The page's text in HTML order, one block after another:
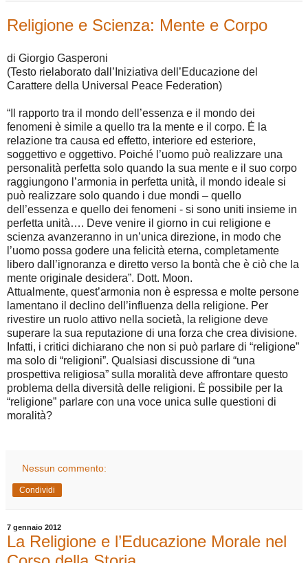
Religione e Scienza: Mente e Corpo
di Giorgio Gasperoni
(Testo rielaborato dall’Iniziativa dell’Educazione del
Carattere della Universal Peace Federation)
“Il rapporto tra il mondo dell’essenza e il mondo dei
fenomeni è simile a quello tra la mente e il corpo. Ė la
relazione tra causa ed effetto, interiore ed esteriore,
soggettivo e oggettivo. Poiché l’uomo può realizzare una
personalità perfetta solo quando la sua mente e il suo corpo
raggiungono l’armonia in perfetta unità, il mondo ideale si
può realizzare solo quando i due mondi – quello
dell’essenza e quello dei fenomeni - si sono uniti insieme in
perfetta unità…. Deve venire il giorno in cui religione e
scienza avanzeranno in un’unica direzione, in modo che
l’uomo possa godere una felicità eterna, completamente
libero dall’ignoranza e diretto verso la bontà che è ciò che la
mente originale desidera”. Dott. Moon.
Attualmente, quest’armonia non è espressa e molte persone
lamentano il declino dell’influenza della religione. Per
rivestire un ruolo attivo nella società, la religione deve
superare la sua reputazione di una forza che crea divisione.
Infatti, i critici dichiarano che non si può parlare di “religione”
ma solo di “religioni”. Qualsiasi discussione di “una
prospettiva religiosa” sulla moralità deve affrontare questo
problema della diversità delle religioni. Ė possibile per la
“religione” parlare con una voce unica sulle questioni di
moralità?
Nessun commento:
Condividi
7 gennaio 2012
La Religione e l’Educazione Morale nel